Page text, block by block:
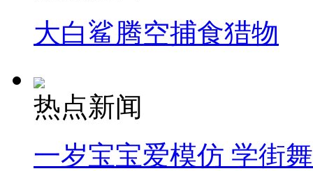
大白鲨腾空捕食猎物
热点新闻
一岁宝宝爱模仿 学街